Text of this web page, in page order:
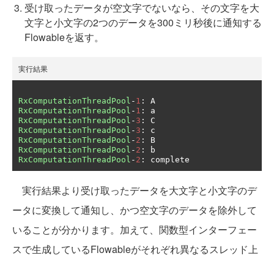
受け取ったデータが空文字でないなら、その文字を大
文字と小文字の2つのデータを300ミリ秒後に通知する
Flowableを返す。
実行結果
RxComputationThreadPool - 1 :
RxComputationThreadPool - 1 :
RxComputationThreadPool - 3 :
RxComputationThreadPool - 3 :
RxComputationThreadPool - 2 :
RxComputationThreadPool - 2 :
RxComputationThreadPool - 2 : complete
実行結果より受け取ったデータを大文字と小文字のデ
ータに変換して通知し、かつ空文字のデータを除外して
いることが分かります。加えて、関数型インターフェー
スで生成しているFlowableがそれぞれ異なるスレッド上